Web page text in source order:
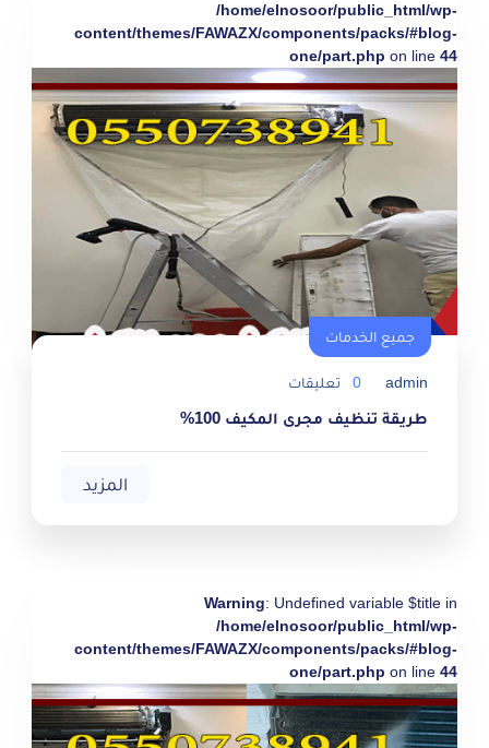
/home/elnosoor/public_html/wp-
content/themes/FAWAZX/components/packs/#blog-
one/part.php on line 44
جميع الخدمات
admin
0 تعليقات
طريقة تنظيف مجرى المكيف 100%
المزيد
Warning: Undefined variable $title in
/home/elnosoor/public_html/wp-
content/themes/FAWAZX/components/packs/#blog-
one/part.php on line 44